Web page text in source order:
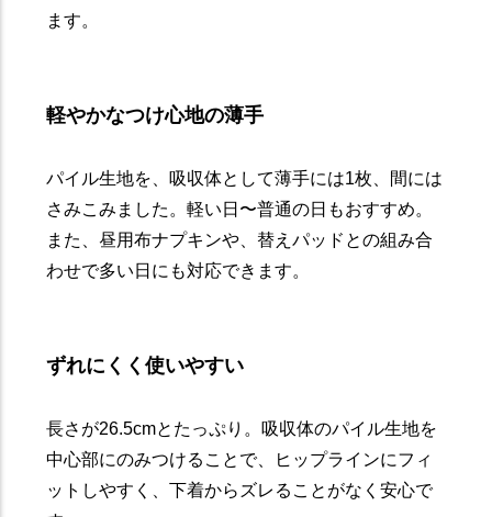
ます。
軽やかなつけ心地の薄手
パイル生地を、吸収体として薄手には1枚、間には
さみこみました。軽い日〜普通の日もおすすめ。
また、昼用布ナプキンや、替えパッドとの組み合
わせで多い日にも対応できます。
ずれにくく使いやすい
長さが26.5cmとたっぷり。吸収体のパイル生地を
中心部にのみつけることで、ヒップラインにフィ
ットしやすく、下着からズレることがなく安心で